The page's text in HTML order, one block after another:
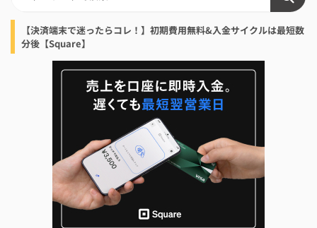
【決済端末で迷ったらコレ！】初期費用無料&入金サイクルは最短数
分後【Square】